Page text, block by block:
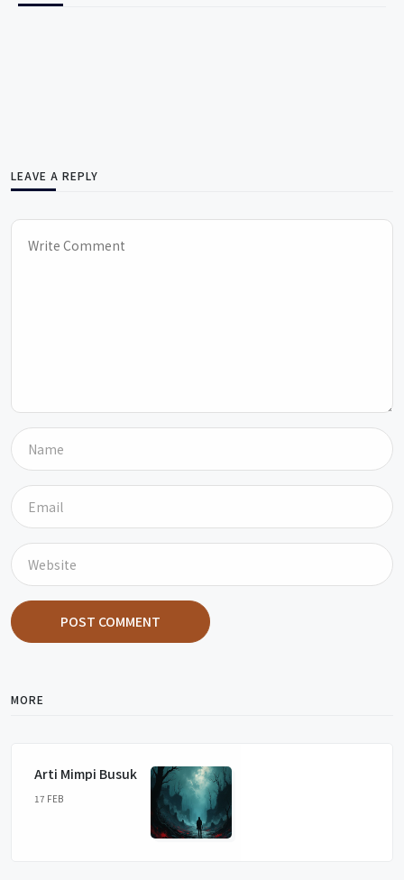
LEAVE A REPLY
POST COMMENT
MORE
Arti Mimpi Busuk
17 FEB